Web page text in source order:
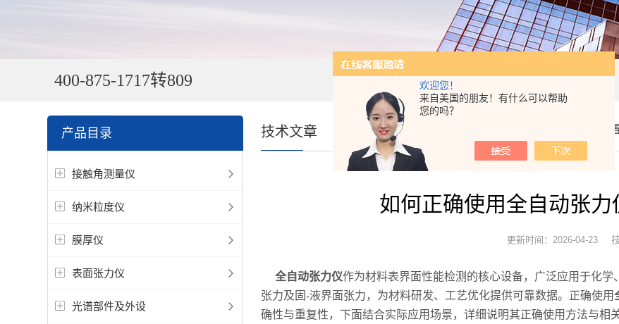
欢迎您！
来自美国的朋友！有什么可以帮助
您的吗？
400-875-1717转809
产品目录
接触角测量仪
纳米粒度仪
膜厚仪
表面张力仪
光谱部件及外设
你的位
技术文章
如何正确使用全自动张力
更新时间：2026-04-23
全自动张力仪作为材料表界面性能检测的核心设备，广泛应用于化
张力及固-液界面张力，为材料研发、工艺优化提供可靠数据。正确使用
确性与重复性，下面结合实际应用场景，详细说明其正确使用方法与相